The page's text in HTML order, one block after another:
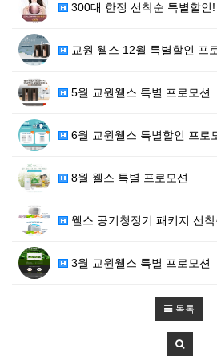
300대 한정 선착순 특별할인
교원 웰스 12월 특별할인 프
5월 교원웰스 특별 프로모션
6월 교원웰스 특별할인 프로
8월 웰스 특별 프로모션
웰스 공기청정기 패키지 선
3월 교원웰스 특별 프로모션
목록